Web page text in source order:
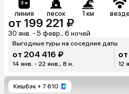
линия песок 1 км
от 199 221 ₽
30 янв. - 5 февр., 6 ночей
Выгодные туры на соседние даты
от 204 416 ₽
14 янв. - 22 янв., 8 н. 12
Кешбэк + 7 610